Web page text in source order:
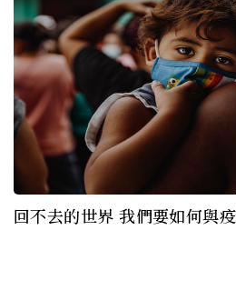
回不去的世界 我們要如何與